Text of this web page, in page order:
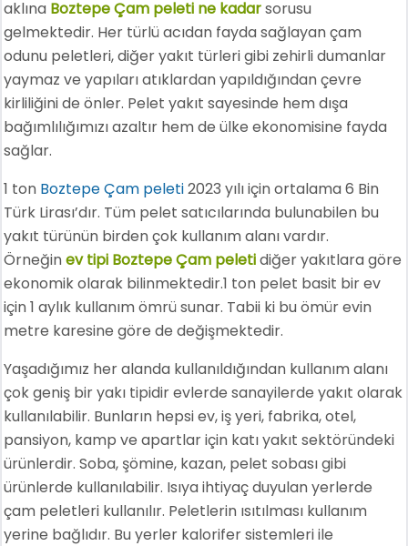
aklına Boztepe Çam peleti ne kadarsorusu
gelmektedir. Her türlü acıdan fayda sağlayan çam
odunu peletleri, diğer yakıt türleri gibi zehirli dumanlar
yaymaz ve yapıları atıklardan yapıldığından çevre
kirliliğini de önler. Pelet yakıt sayesinde hem dışa
bağımlılığımızı azaltır hem de ülke ekonomisine fayda
sağlar.
1 ton Boztepe Çam peleti2023 yılı için ortalama 6 Bin
Türk Lirası’dır. Tüm pelet satıcılarında bulunabilen bu
yakıt türünün birden çok kullanım alanı vardır.
Örneğinev tipi Boztepe Çam peletidiğer yakıtlara göre
ekonomik olarak bilinmektedir.1 ton pelet basit bir ev
için 1 aylık kullanım ömrü sunar. Tabii ki bu ömür evin
metre karesine göre de değişmektedir.
Yaşadığımız her alanda kullanıldığından kullanım alanı
çok geniş bir yakı tipidir evlerde sanayilerde yakıt olarak
kullanılabilir. Bunların hepsi ev, iş yeri, fabrika, otel,
pansiyon, kamp ve apartlar için katı yakıt sektöründeki
ürünlerdir. Soba, şömine, kazan, pelet sobası gibi
ürünlerde kullanılabilir. Isıya ihtiyaç duyulan yerlerde
çam peletleri kullanılır. Peletlerin ısıtılması kullanım
yerine bağlıdır. Bu yerler kalorifer sistemleri ile